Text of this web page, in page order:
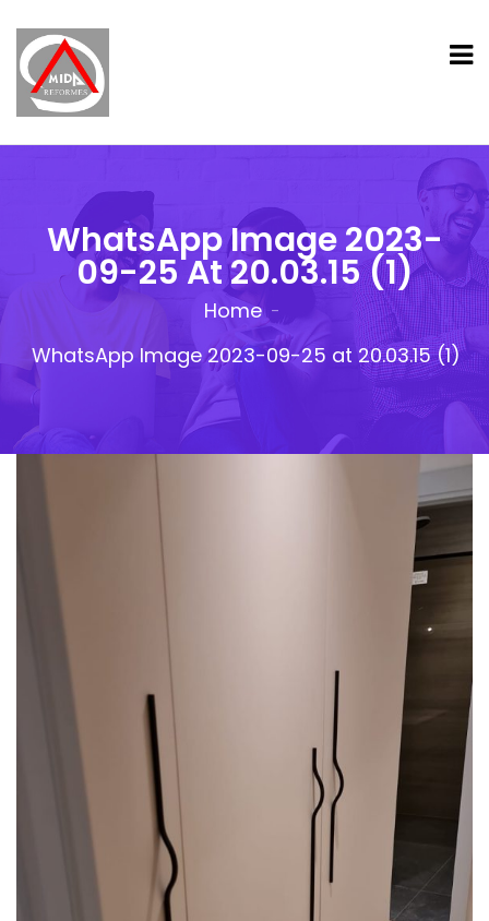
WhatsApp Image 2023-
09-25 At 20.03.15 (1)
Home
WhatsApp Image 2023-09-25 at 20.03.15 (1)